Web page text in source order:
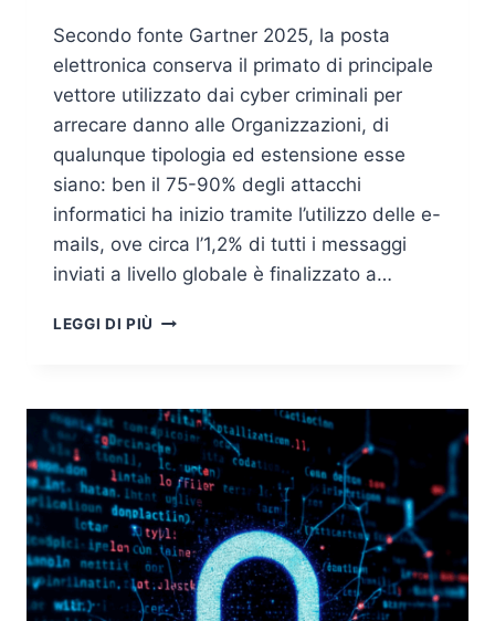
Secondo fonte Gartner 2025, la posta
elettronica conserva il primato di principale
vettore utilizzato dai cyber criminali per
arrecare danno alle Organizzazioni, di
qualunque tipologia ed estensione esse
siano: ben il 75-90% degli attacchi
informatici ha inizio tramite l’utilizzo delle e-
mails, ove circa l’1,2% di tutti i messaggi
inviati a livello globale è finalizzato a…
LEGGI DI PIÙ EMAIL
ANALISI
COMPORTAMENTALE
E
PREVENZIONE